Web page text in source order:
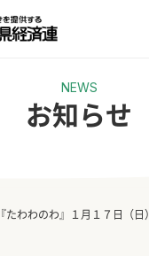
NEWS
お知らせ
『たわわのわ』１月１７日（